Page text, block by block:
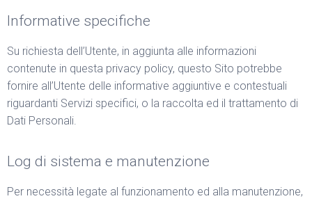
Informative specifiche
Su richiesta dell’Utente, in aggiunta alle informazioni
contenute in questa privacy policy, questo Sito potrebbe
fornire all’Utente delle informative aggiuntive e contestuali
riguardanti Servizi specifici, o la raccolta ed il trattamento di
Dati Personali.
Log di sistema e manutenzione
Per necessità legate al funzionamento ed alla manutenzione,